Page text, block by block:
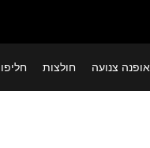
אופנה צנועה חולצות